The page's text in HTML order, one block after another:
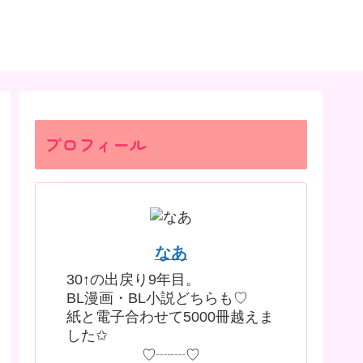
プロフィール
なあ
30↑の出戻り9年目。
BL漫画・BL小説どちらも♡
紙と電子合わせて5000冊越えま
した✩
♡┈┈♡